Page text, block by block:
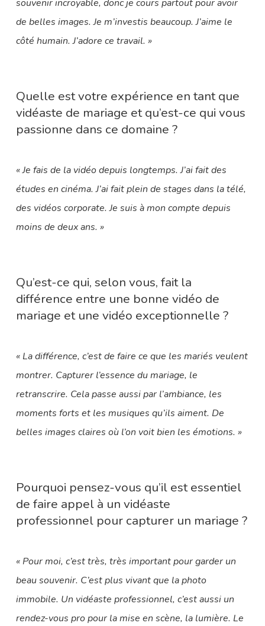
souvenir incroyable, donc je cours partout pour avoir
de belles images. Je m’investis beaucoup. J’aime le
côté humain. J’adore ce travail. »
Quelle est votre expérience en tant que
vidéaste de mariage et qu’est-ce qui vous
passionne dans ce domaine ?
« Je fais de la vidéo depuis longtemps. J’ai fait des
études en cinéma. J’ai fait plein de stages dans la télé,
des vidéos corporate. Je suis à mon compte depuis
moins de deux ans. »
Qu’est-ce qui, selon vous, fait la
différence entre une bonne vidéo de
mariage et une vidéo exceptionnelle ?
« La différence, c’est de faire ce que les mariés veulent
montrer. Capturer l’essence du mariage, le
retranscrire. Cela passe aussi par l’ambiance, les
moments forts et les musiques qu’ils aiment. De
belles images claires où l’on voit bien les émotions. »
Pourquoi pensez-vous qu’il est essentiel
de faire appel à un vidéaste
professionnel pour capturer un mariage ?
« Pour moi, c’est très, très important pour garder un
beau souvenir. C’est plus vivant que la photo
immobile. Un vidéaste professionnel, c’est aussi un
rendez-vous pro pour la mise en scène, la lumière. Le